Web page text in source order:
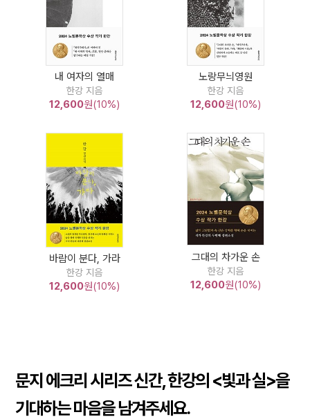
내 여자의 열매
한강 지음
12,600원(10%)
노랑무늬영원
한강 지음
12,600원(10%)
바람이 분다, 가라
한강 지음
12,600원(10%)
그대의 차가운 손
한강 지음
12,600원(10%)
문지 에크리 시리즈 신간, 한강의 <빛과 실>을
기대하는 마음을 남겨주세요.